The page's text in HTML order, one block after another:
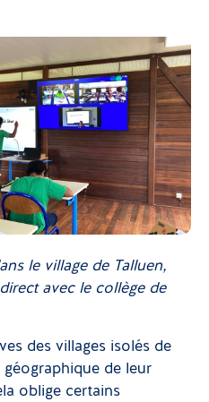
le village de Talluen,
avec le collège de
des villages isolés de
géographique de leur
oblige certains